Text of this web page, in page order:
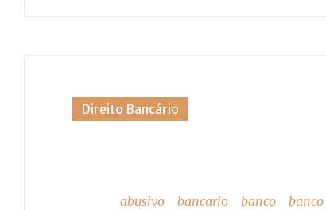
Direito Bancário
abusivo bancario banco